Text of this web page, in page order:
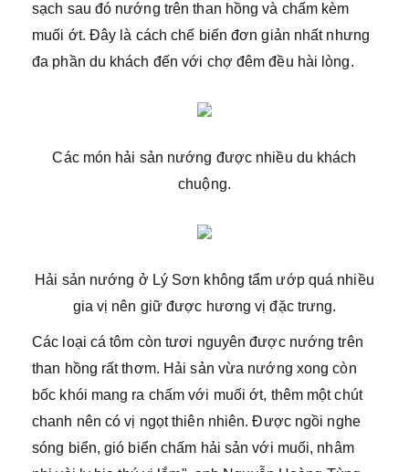
sạch sau đó nướng trên than hồng và chấm kèm
muối ớt. Đây là cách chế biến đơn giản nhất nhưng
đa phần du khách đến với chợ đêm đều hài lòng.
Các món hải sản nướng được nhiều du khách
chuộng.
Hải sản nướng ở Lý Sơn không tẩm ướp quá nhiều
gia vị nên giữ được hương vị đặc trưng.
Các loại cá tôm còn tươi nguyên được nướng trên
than hồng rất thơm. Hải sản vừa nướng xong còn
bốc khói mang ra chấm với muối ớt, thêm một chút
chanh nên có vị ngọt thiên nhiên. Được ngồi nghe
sóng biển, gió biển chấm hải sản với muối, nhâm